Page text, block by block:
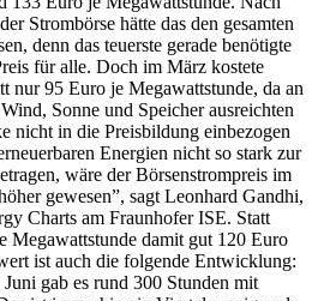
Strombörse hätte das den gesamten
denn das teuerste gerade benötigte
für alle. Doch im März kostete
nur 95 Euro je Megawattstunde, da an
Sonne und Speicher ausreichten
nicht in die Preisbildung einbezogen
Energien nicht so stark zur
wäre der Börsenstrompreis im
gewesen”, sagt Leonhard Gandhi,
Charts am Fraunhofer ISE. Statt
Megawattstunde damit gut 120 Euro
ist auch die folgende Entwicklung:
gab es rund 300 Stunden mit